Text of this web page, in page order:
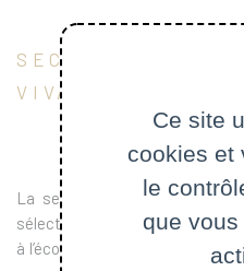
SECTION
VIVANT
La section Biologie des
sélection d’ouvrages dédiés à
à l’écosystème. Rédigés par
Ce site
cookies et
le
que